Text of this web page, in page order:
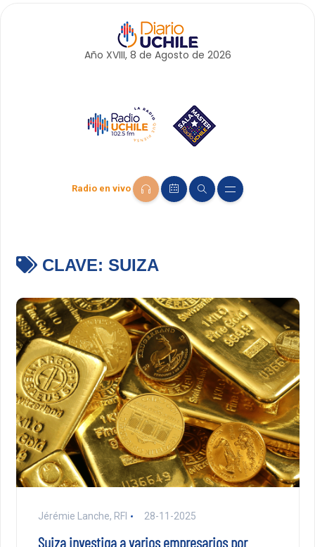
Año XVIII, 8 de Agosto de 2026
Radio en vivo
CLAVE: SUIZA
Jérémie Lanche, RFI 28-11-2025
Suiza investiga a varios empresarios por